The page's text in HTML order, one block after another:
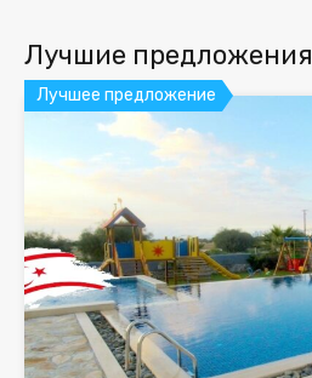
Лучшие предложения
Лучшее предложение